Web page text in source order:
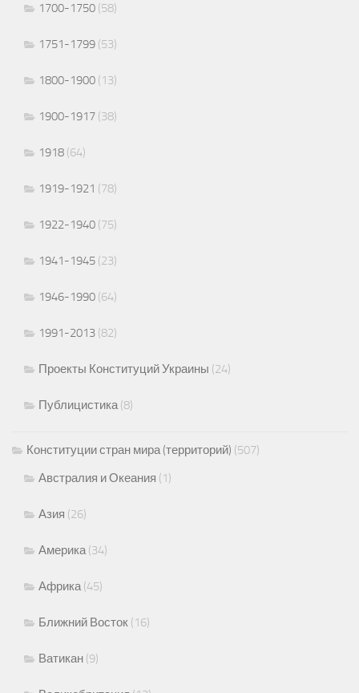
1700-1750 (58)
1751-1799 (53)
1800-1900 (13)
1900-1917 (38)
1918 (64)
1919-1921 (78)
1922-1940 (75)
1941-1945 (23)
1946-1990 (64)
1991-2013 (82)
Проекты Конституций Украины (24)
Публицистика(8)
Конституции стран мира (территорий) (507)
Австралия и Океания (1)
Азия (26)
Америка(34)
Африка(45)
Ближний Восток (16)
Ватикан (9)